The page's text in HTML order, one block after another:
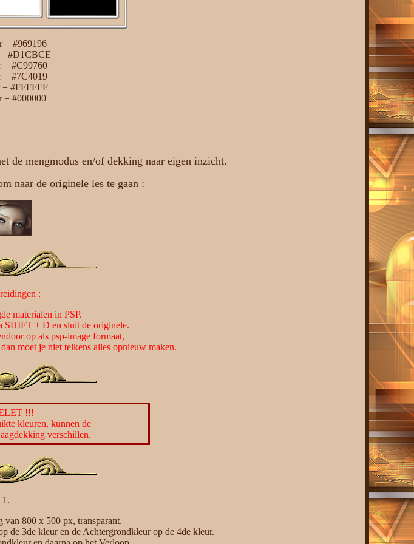
= #969196
#D1CBCE
= #C99760
= #7C4019
= #FFFFFF
= #000000
de mengmodus en/of dekking naar eigen inzicht.
naar de originele les te gaan :
:
materialen in PSP.
SHIFT + D en sluit de originele.
op als psp-image formaat,
moet je niet telkens alles opnieuw maken.
!!!
kleuren, kunnen de
verschillen.
1.
van 800 x 500 px, transparant.
de 3de kleur en de Achtergrondkleur op de 4de kleur.